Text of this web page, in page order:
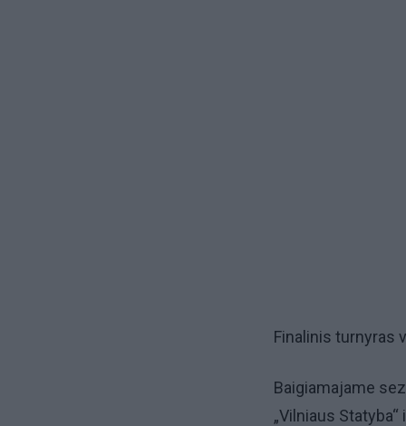
Finalinis turnyras
Baigiamajame
„Vilniaus Statyba“